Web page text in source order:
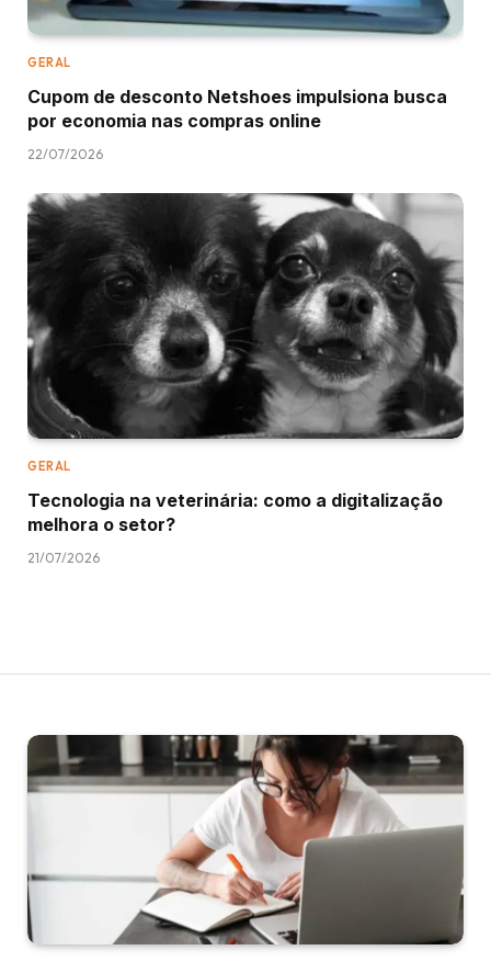
GERAL
Cupom de desconto Netshoes impulsiona busca
por economia nas compras online
22/07/2026
GERAL
Tecnologia na veterinária: como a digitalização
melhora o setor?
21/07/2026